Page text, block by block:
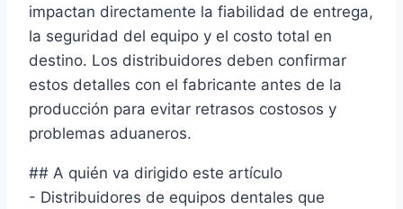
impactan directamente la fiabilidad de entrega,
la seguridad del equipo y el costo total en
destino. Los distribuidores deben confirmar
estos detalles con el fabricante antes de la
producción para evitar retrasos costosos y
problemas aduaneros.
## A quién va dirigido este artículo
- Distribuidores de equipos dentales que